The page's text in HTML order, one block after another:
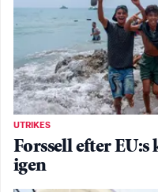
UTRIKES
Forssell efter
igen